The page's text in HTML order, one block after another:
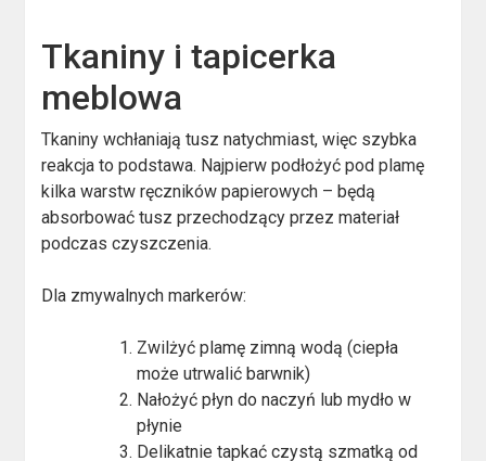
Tkaniny i tapicerka
meblowa
Tkaniny wchłaniają tusz natychmiast, więc szybka
reakcja to podstawa. Najpierw podłożyć pod plamę
kilka warstw ręczników papierowych – będą
absorbować tusz przechodzący przez materiał
podczas czyszczenia.
Dla zmywalnych markerów:
Zwilżyć plamę zimną wodą (ciepła
może utrwalić barwnik)
Nałożyć płyn do naczyń lub mydło w
płynie
Delikatnie tapkać czystą szmatką od